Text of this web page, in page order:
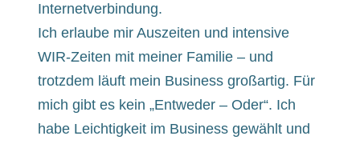
Internetverbindung.
Ich erlaube mir Auszeiten und intensive
WIR-Zeiten mit meiner Familie – und
trotzdem läuft mein Business großartig. Für
mich gibt es kein „Entweder – Oder“. Ich
habe Leichtigkeit im Business gewählt und